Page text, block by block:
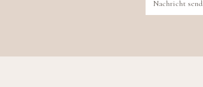
Nachricht